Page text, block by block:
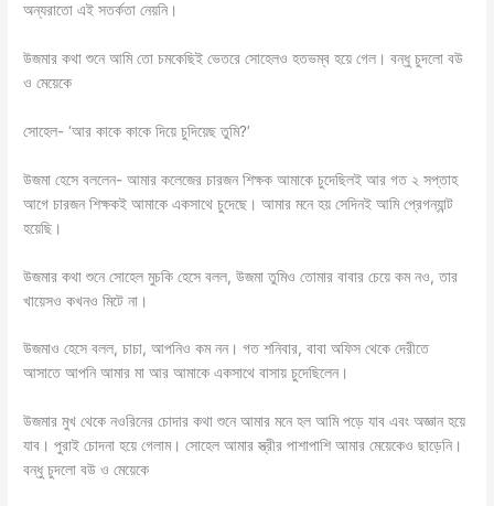
অন্যরাতো এই সতর্কতা নেয়নি।
উজমার কথা শুনে আমি তো চমকেছিই ভেতরে সোহেলও হতভম্ব হয়ে গেল। বন্ধু চুদলো বউ
ও মেয়েকে
সোহেল- ‘আর কাকে কাকে দিয়ে চুদিয়েছ তুমি?’
উজমা হেসে বললেন- আমার কলেজের চারজন শিক্ষক আমাকে চুদেছিলই আর গত ২ সপ্তাহ
আগে চারজন শিক্ষকই আমাকে একসাথে চুদেছে। আমার মনে হয় সেদিনই আমি প্রেগন্যান্ট
হয়েছি।
উজমার কথা শুনে সোহেল মুচকি হেসে বলল, উজমা তুমিও তোমার বাবার চেয়ে কম নও, তার
খায়েসও কখনও মিটে না।
উজমাও হেসে বলল, চাচা, আপনিও কম নন। গত শনিবার, বাবা অফিস থেকে দেরীতে
আসাতে আপনি আমার মা আর আমাকে একসাথে বাসায় চুদেছিলেন।
উজমার মুখ থেকে নওরিনের চোদার কথা শুনে আমার মনে হল আমি পড়ে যাব এবং অজ্ঞান হয়ে
যাব। পুরাই চোদনা হয়ে গেলাম। সোহেল আমার স্ত্রীর পাশাপাশি আমার মেয়েকেও ছাড়েনি।
বন্ধু চুদলো বউ ও মেয়েকে